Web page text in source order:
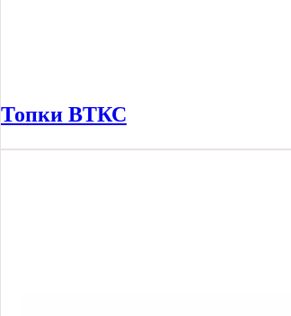
Топки ВТКС